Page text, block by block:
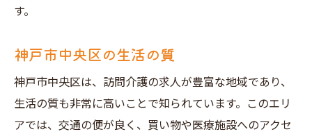
す。
神戸市中央区の生活の質
神戸市中央区は、訪問介護の求人が豊富な地域であり、
生活の質も非常に高いことで知られています。このエリ
アでは、交通の便が良く、買い物や医療施設へのアクセ